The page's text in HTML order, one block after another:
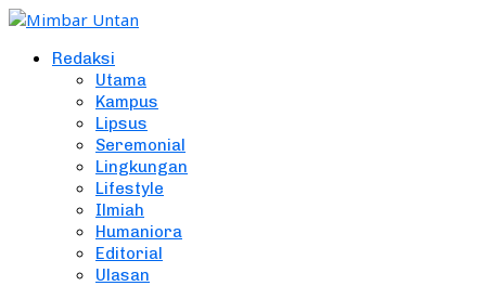
Redaksi
Utama
Kampus
Lipsus
Seremonial
Lingkungan
Lifestyle
Ilmiah
Humaniora
Editorial
Ulasan